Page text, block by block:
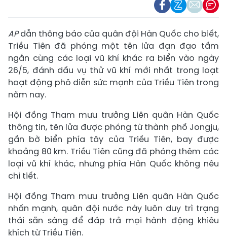
APdẫn thông báo của quân đội Hàn Quốc cho biết,
Triều Tiên đã phóng một tên lửa đạn đạo tầm
ngắn cùng các loại vũ khí khác ra biển vào ngày
26/5, đánh dấu vụ thử vũ khí mới nhất trong loạt
hoạt động phô diễn sức mạnh của Triều Tiên trong
năm nay.
Hội đồng Tham mưu trưởng Liên quân Hàn Quốc
thông tin, tên lửa được phóng từ thành phố Jongju,
gần bờ biển phía tây của Triều Tiên, bay được
khoảng 80 km. Triều Tiên cũng đã phóng thêm các
loại vũ khí khác, nhưng phía Hàn Quốc không nêu
chi tiết.
Hội đồng Tham mưu trưởng Liên quân Hàn Quốc
nhấn mạnh, quân đội nước này luôn duy trì trạng
thái sẵn sàng để đáp trả mọi hành động khiêu
khích từ Triều Tiên.